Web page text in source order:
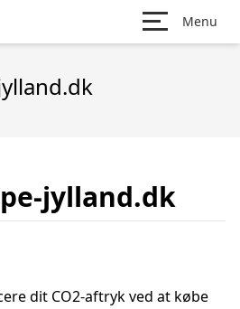
Menu
jylland.dk
dit CO2-aftryk ved at købe